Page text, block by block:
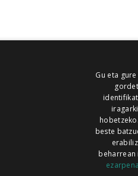
ALEA
Gu eta
hobetzeko.
beste